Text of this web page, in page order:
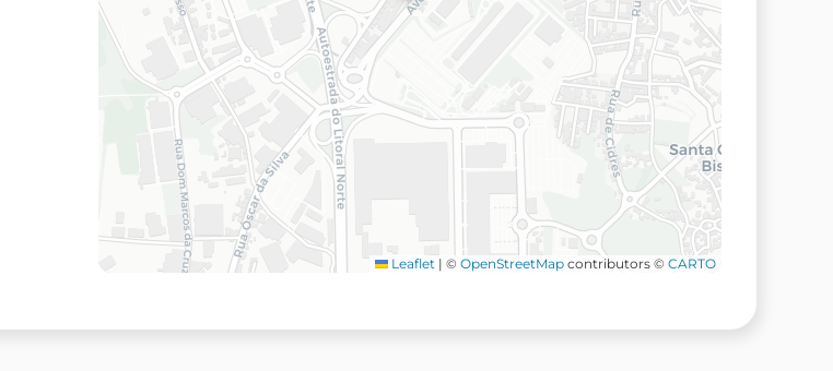
Leaflet | © OpenStreetMap contributors © CARTO